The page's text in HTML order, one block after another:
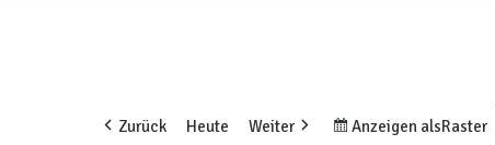
Zurück Heute Weiter Anzeigen alsRaster